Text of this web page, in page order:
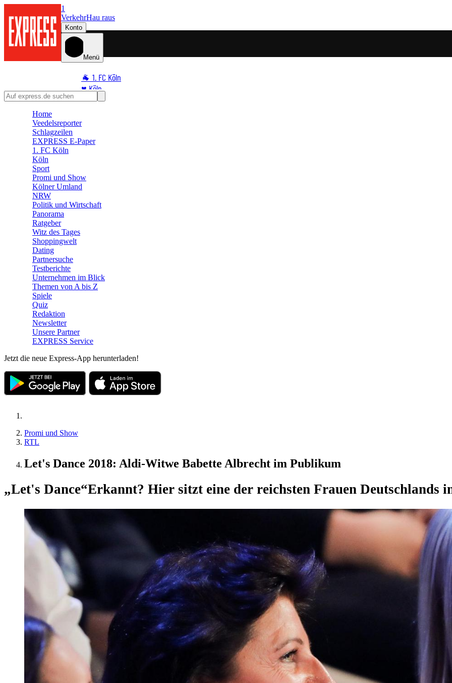
1
VerkehrHau raus
Konto
Menü
🐐 1. FC Köln
♥️ Köln
⭐ Promi
🛒 Shoppingwelt
🧩 Spiele
Home
Veedelsreporter
Schlagzeilen
EXPRESS E-Paper
1. FC Köln
Köln
Sport
Promi und Show
Kölner Umland
NRW
Politik und Wirtschaft
Panorama
Ratgeber
Witz des Tages
Shoppingwelt
Dating
Partnersuche
Testberichte
Unternehmen im Blick
Themen von A bis Z
Spiele
Quiz
Redaktion
Newsletter
Unsere Partner
EXPRESS Service
Jetzt die neue Express-App herunterladen!
Promi und Show
RTL
Let's Dance 2018: Aldi-Witwe Babette Albrecht im Publikum
„Let's Dance“Erkannt? Hier sitzt eine der reichsten Frauen Deutschlands